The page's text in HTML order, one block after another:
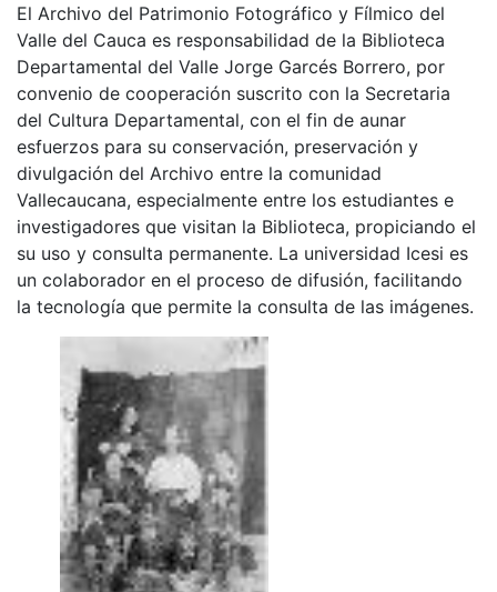
El Archivo del Patrimonio Fotográfico y Fílmico del
Valle del Cauca es responsabilidad de la Biblioteca
Departamental del Valle Jorge Garcés Borrero, por
convenio de cooperación suscrito con la Secretaria
del Cultura Departamental, con el fin de aunar
esfuerzos para su conservación, preservación y
divulgación del Archivo entre la comunidad
Vallecaucana, especialmente entre los estudiantes e
investigadores que visitan la Biblioteca, propiciando el
su uso y consulta permanente. La universidad Icesi es
un colaborador en el proceso de difusión, facilitando
la tecnología que permite la consulta de las imágenes.